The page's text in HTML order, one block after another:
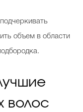
объем в области
волос